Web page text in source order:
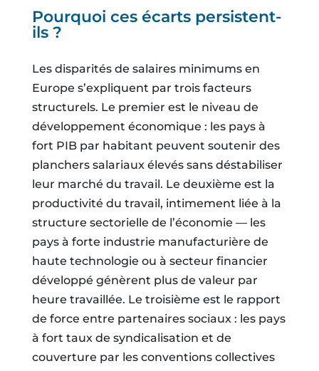
Pourquoi ces écarts persistent-
ils ?
Les disparités de salaires minimums en
Europe s’expliquent par trois facteurs
structurels. Le premier est le niveau de
développement économique : les pays à
fort PIB par habitant peuvent soutenir des
planchers salariaux élevés sans déstabiliser
leur marché du travail. Le deuxième est la
productivité du travail, intimement liée à la
structure sectorielle de l’économie — les
pays à forte industrie manufacturière de
haute technologie ou à secteur financier
développé génèrent plus de valeur par
heure travaillée. Le troisième est le rapport
de force entre partenaires sociaux : les pays
à fort taux de syndicalisation et de
couverture par les conventions collectives